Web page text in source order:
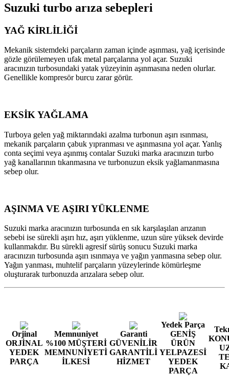
Suzuki turbo arıza sebepleri
YAĞ KİRLİLİĞİ
Mekanik sistemdeki parçaların zaman içinde aşınması, yağ içerisinde
gözle görülemeyen ufak metal parçalarına yol açar. Suzuki
aracınızın turbosundaki yatak yüzeyinin aşınmasına neden olurlar.
Genellikle kompresör burcu zarar görür.
EKSİK YAĞLAMA
Turboya gelen yağ miktarındaki azalma turbonun aşırı ısınması,
mekanik parçaların çabuk yıpranması ve aşınmasına yol açar. Yanlış
conta seçimi veya aşınmış contalar Suzuki marka aracınızın turbo
yağ kanallarının tıkanmasına ve turbonuzun eksik yağlamanmasına
sebep olur.
AŞINMA VE AŞIRI YÜKLENME
Suzuki marka aracınızın turbosunda en sık karşılaşılan arızanın
sebebi ise sürekli aşırı hız, aşırı yüklenme, uzun süre yüksek devirde
kullanmakdır. Bu sürekli agresif sürüş sonucu Suzuki marka
aracınızın turbosunda aşırı ısınmaya ve yağın yanmasına sebep olur.
Yağın yanması, muhtelif parçaların yüzeylerinde kömürleşme
oluşturarak turbonuzda arızalara sebep olur.
Orjinal
ORJİNAL
YEDEK
PARÇA
Memnuniyet
%100 MÜŞTERİ
MEMNUNİYETİ
İLKESİ
Garanti
GÜVENİLİR
GARANTİLİ
HİZMET
Yedek Parça
GENİŞ
ÜRÜN
YELPAZESİ
YEDEK
PARÇA